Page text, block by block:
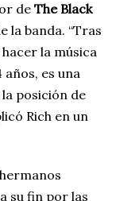
deThe Black
la banda. “Tras
la música
es una
posición de
Rich en un
su fin por las